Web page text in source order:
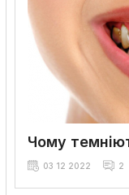
Чому
03 12 2022 2
Красива посмішка –